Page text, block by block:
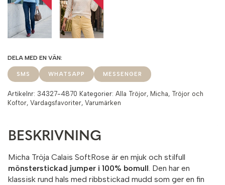
SMS WHATSAPP MESSENGER
Artikelnr: 34327-4870 Kategorier: Alla Tröjor, Micha, Tröjor och
Koftor, Vardagsfavoriter, Varumärken
BESKRIVNING
Micha Tröja Calais SoftRose är en mjuk och stilfull
mönsterstickad jumper i 100% bomull. Den har en
klassisk rund hals med ribbstickad mudd som ger en fin